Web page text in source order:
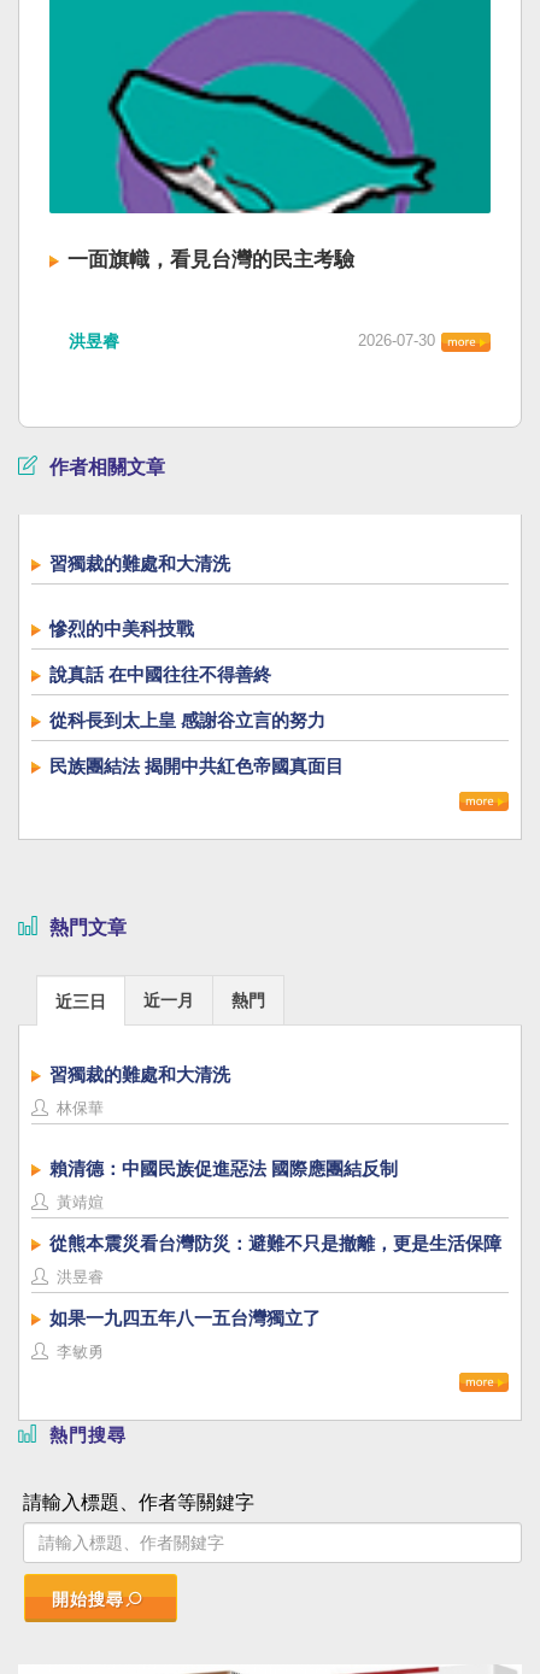
一面旗幟，看見台灣的民主考驗
洪昱睿 2026-07-30
作者相關文章
習獨裁的難處和大清洗
慘烈的中美科技戰
說真話 在中國往往不得善終
從科長到太上皇 感謝谷立言的努力
民族團結法 揭開中共紅色帝國真面目
熱門文章
近三日 近一月 熱門
習獨裁的難處和大清洗
林保華
賴清德：中國民族促進惡法 國際應團結反制
黃靖媗
從熊本震災看台灣防災：避難不只是撤離，更是生活保障
洪昱睿
如果一九四五年八一五台灣獨立了
李敏勇
熱門搜尋
請輸入標題、作者等關鍵字
開始搜尋